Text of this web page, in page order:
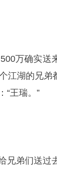
万确实送
江湖的兄
“王瑞。”
兄弟们送过